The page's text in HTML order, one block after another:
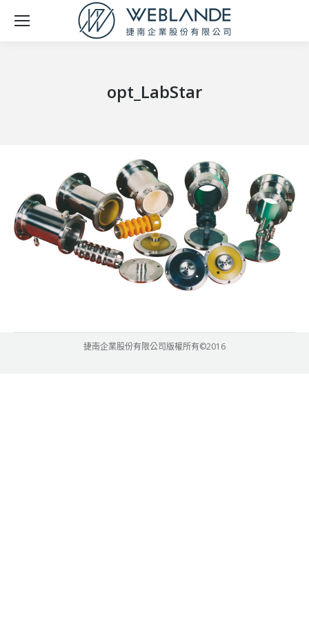
opt_LabStar
捷南企業股份有限公司版權所有©2016